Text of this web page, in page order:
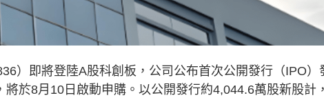
）即將登陸A股科創板，公司公布首次公開發行（IPO）
於8月10日啟動申購。以公開發行約4,044.6萬股新股計